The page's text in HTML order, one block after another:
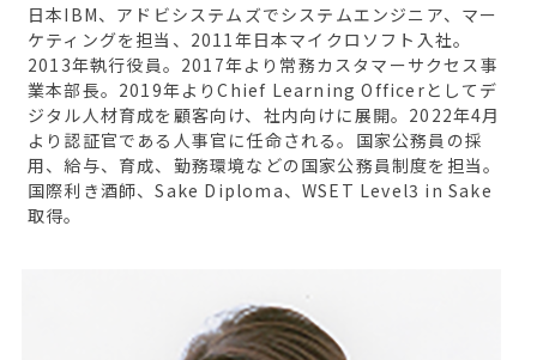
日本IBM、アドビシステムズでシステムエンジニア、マー
ケティングを担当、2011年日本マイクロソフト入社。
2013年執行役員。2017年より常務カスタマーサクセス事
業本部長。2019年よりChief Learning Officerとしてデ
ジタル人材育成を顧客向け、社内向けに展開。2022年4月
より認証官である人事官に任命される。国家公務員の採
用、給与、育成、勤務環境などの国家公務員制度を担当。
国際利き酒師、Sake Diploma、WSET Level3 in Sake
取得。